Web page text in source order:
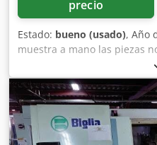
precio
Estado: bueno (usado), Año
muestra a mano las piezas